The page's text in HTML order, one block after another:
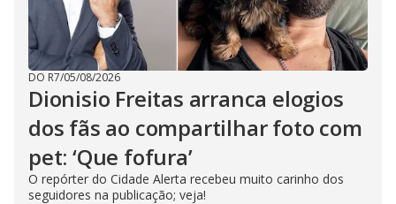
DO R7/05/08/2026
Dionisio Freitas arranca elogios
dos fãs ao compartilhar foto com
pet: ‘Que fofura’
O repórter do Cidade Alerta recebeu muito carinho dos
seguidores na publicação; veja!